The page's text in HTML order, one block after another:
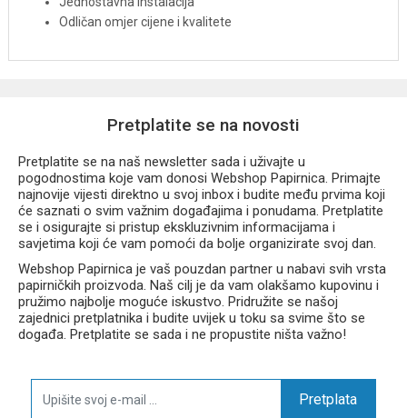
Odličan omjer cijene i kvalitete
Pretplatite se na novosti
Pretplatite se na naš newsletter sada i uživajte u
pogodnostima koje vam donosi Webshop Papirnica. Primajte
najnovije vijesti direktno u svoj inbox i budite među prvima koji
će saznati o svim važnim događajima i ponudama. Pretplatite
se i osigurajte si pristup ekskluzivnim informacijama i
savjetima koji će vam pomoći da bolje organizirate svoj dan.
Webshop Papirnica je vaš pouzdan partner u nabavi svih vrsta
papirničkih proizvoda. Naš cilj je da vam olakšamo kupovinu i
pružimo najbolje moguće iskustvo. Pridružite se našoj
zajednici pretplatnika i budite uvijek u toku sa svime što se
događa. Pretplatite se sada i ne propustite ništa važno!
Pretplata